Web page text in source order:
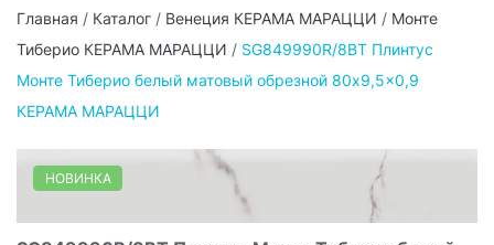
Главная / Каталог / Венеция КЕРАМА МАРАЦЦИ / Монте
Тиберио КЕРАМА МАРАЦЦИ / SG849990R/8BT Плинтус
Монте Тиберио белый матовый обрезной 80x9,5x0,9
КЕРАМА МАРАЦЦИ
НОВИНКА